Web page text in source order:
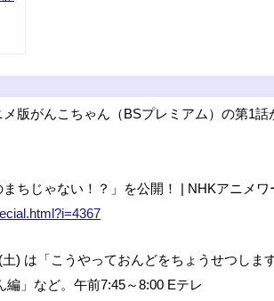
版がんこちゃん（BSプレミアム）の第1話
ちじゃない！？」を公開！ | NHKアニメワ
) は「こうやっておんどをちょうせつしま
」など。午前7:45～8:00 Eテレ